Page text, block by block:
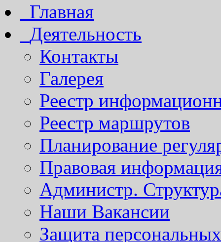
Главная
Деятельность
Контакты
Галерея
Реестр
Реестр маршрутов
Планирование
Правовая
Администр.
Наши Вакансии
Защита